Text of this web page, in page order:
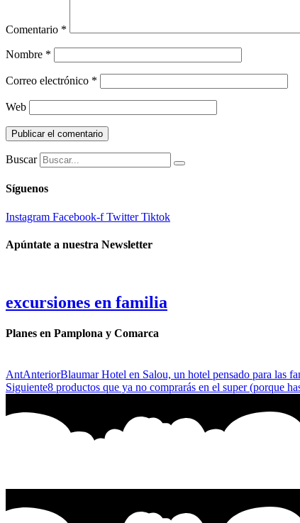
Comentario *
Nombre *
Correo electrónico *
Web
Buscar
Síguenos
Instagram Facebook-f Twitter Tiktok
Apúntate a nuestra Newsletter
excursiones en familia
Planes en Pamplona y Comarca
AntAnteriorBlaumar Hotel en Salou, un hotel pensado para las
Siguiente8 productos que ya no comprarás en el super (porque